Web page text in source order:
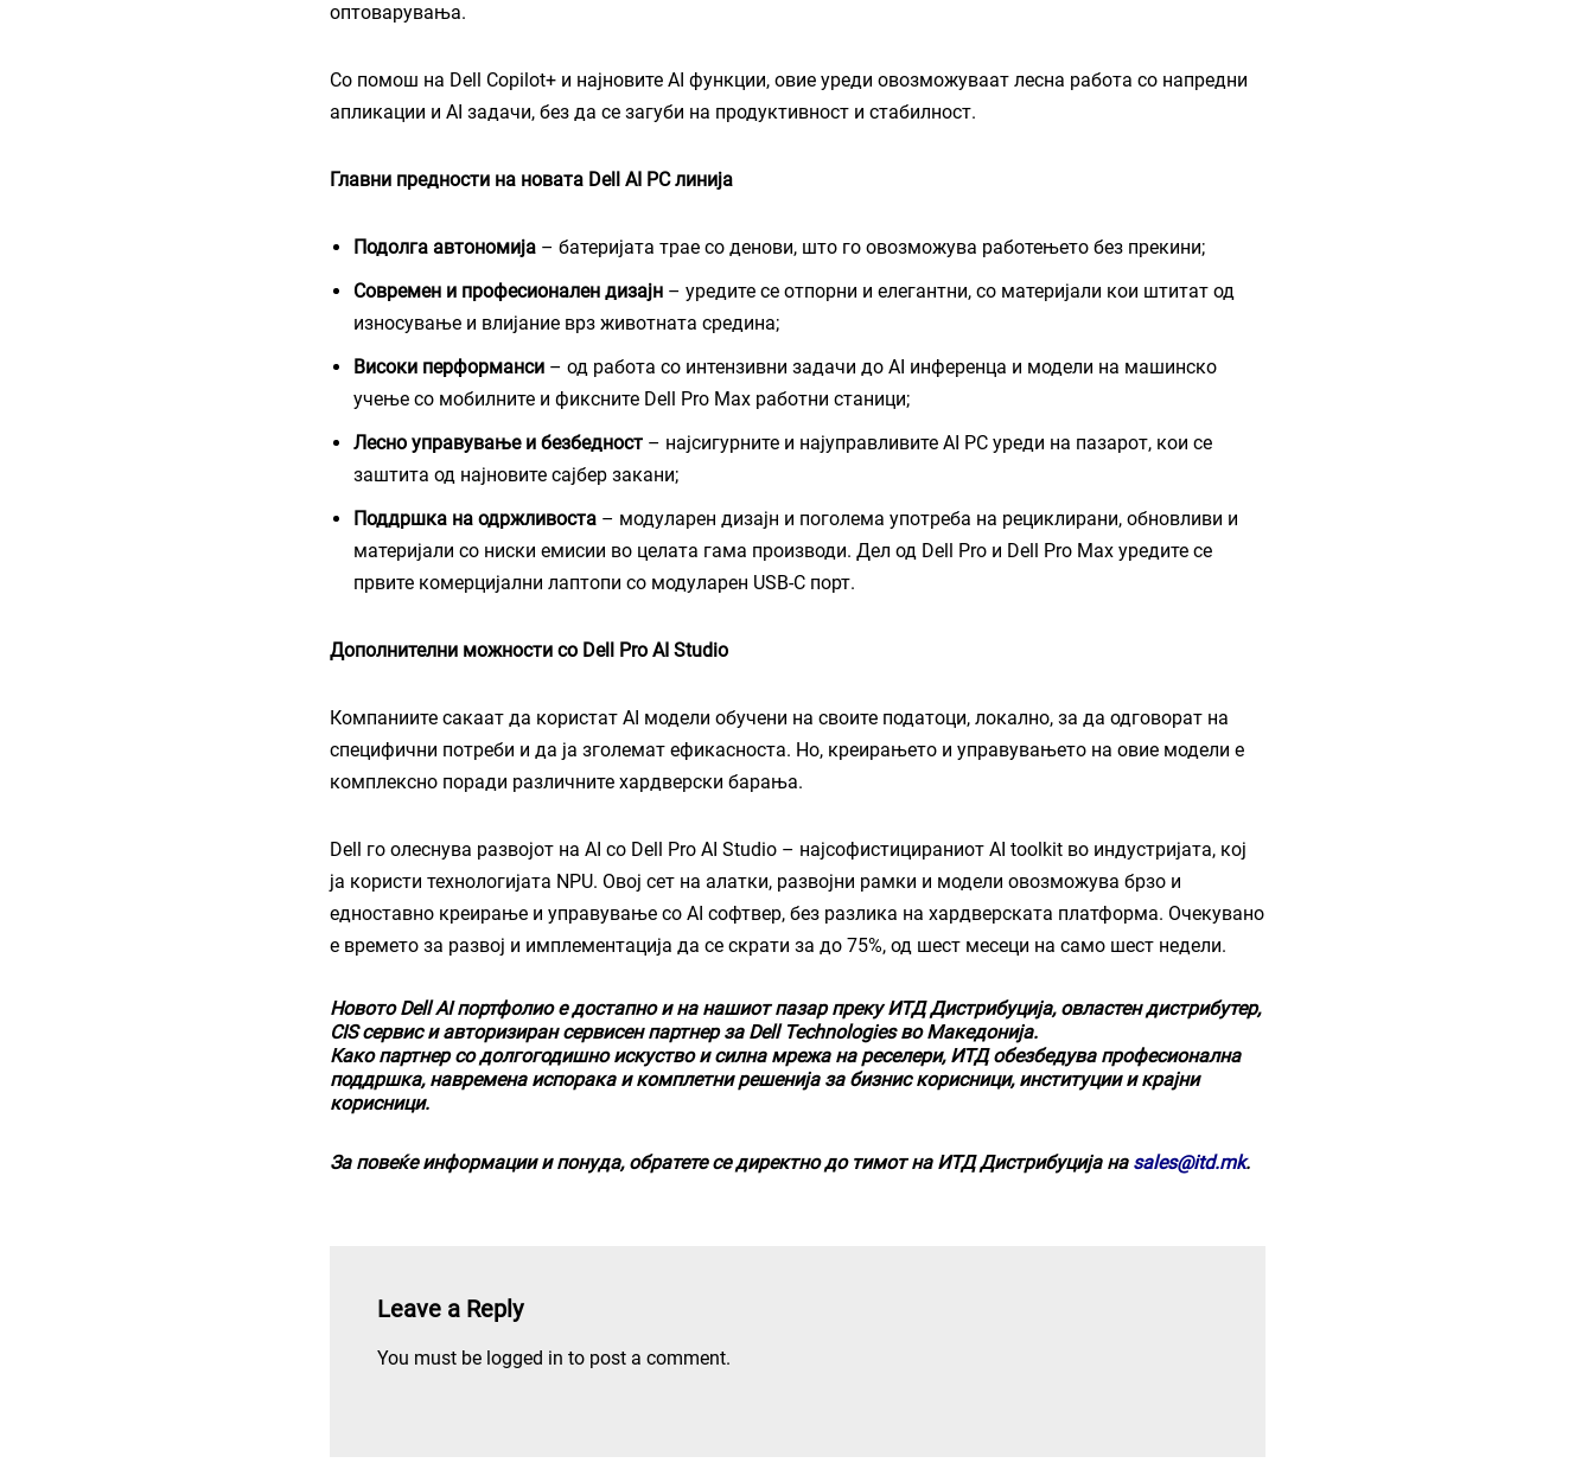
оптоварувања.
Со помош на Dell Copilot+ и најновите AI функции, овие уреди овозможуваат лесна работа со напредни
апликации и AI задачи, без да се загуби на продуктивност и стабилност.
Главни предности на новата Dell AI PC линија
Подолга автономија– батеријата трае со денови, што го овозможува работењето без прекини;
Современ и професионален дизајн– уредите се отпорни и елегантни, со материјали кои штитат од
износување и влијание врз животната средина;
Високи перформанси– од работа со интензивни задачи до AI инференца и модели на машинско
учење со мобилните и фиксните Dell Pro Max работни станици;
Лесно управување и безбедност– најсигурните и најуправливите AI PC уреди на пазарот, кои се
заштита од најновите сајбер закани;
Поддршка на одржливоста– модуларен дизајн и поголема употреба на рециклирани, обновливи и
материјали со ниски емисии во целата гама производи. Дел од Dell Pro и Dell Pro Max уредите се
првите комерцијални лаптопи со модуларен USB-C порт.
Дополнителни можности со Dell Pro AI Studio
Компаниите сакаат да користат AI модели обучени на своите податоци, локално, за да одговорат на
специфични потреби и да ја зголемат ефикасноста. Но, креирањето и управувањето на овие модели е
комплексно поради различните хардверски барања.
Dell го олеснува развојот на AI со Dell Pro AI Studio – најсофистицираниот AI toolkit во индустријата, кој
ја користи технологијата NPU. Овој сет на алатки, развојни рамки и модели овозможува брзо и
едноставно креирање и управување со AI софтвер, без разлика на хардверската платформа. Очекувано
е времето за развој и имплементација да се скрати за до 75%, од шест месеци на само шест недели.
Новото Dell AI портфолио е достапно и на нашиот пазар прекуИТД Дистрибуција, овластен дистрибутер,
CIS сервисиавторизиран сервисен партнер за Dell Technologiesво Македонија.
Како партнер со долгогодишно искуство и силна мрежа на реселери, ИТД обезбедува професионална
поддршка, навремена испорака и комплетни решенија за бизнис корисници, институции и крајни
корисници.
За повеќе информации и понуда, обратете се директно до тимот на ИТД Дистрибуција на sales@itd.mk.
Leave a Reply
You must be logged in to post a comment.